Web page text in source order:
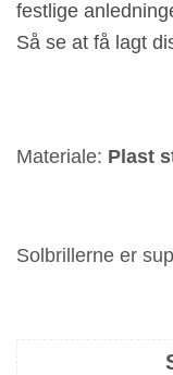
festlige
Så se at få lagt
Materiale: Plast
Solbrillerne er